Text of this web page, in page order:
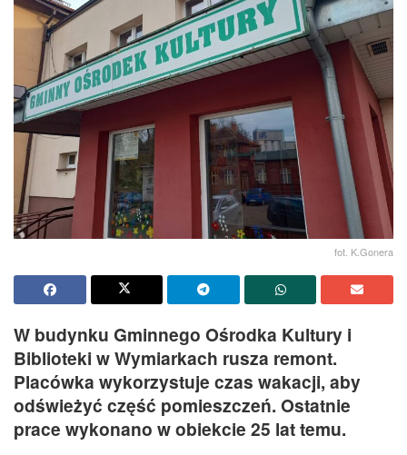
fot. K.Gonera
W budynku Gminnego Ośrodka Kultury i
Biblioteki w Wymiarkach rusza remont.
Placówka wykorzystuje czas wakacji, aby
odświeżyć część pomieszczeń. Ostatnie
prace wykonano w obiekcie 25 lat temu.